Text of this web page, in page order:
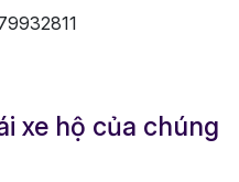
xe hộ của chúng